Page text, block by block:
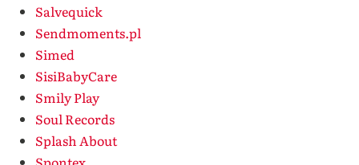
Salvequick
Sendmoments.pl
Simed
SisiBabyCare
Smily Play
Soul Records
Splash About